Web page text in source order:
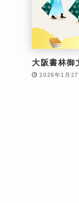
大阪書林御
2026年1月27